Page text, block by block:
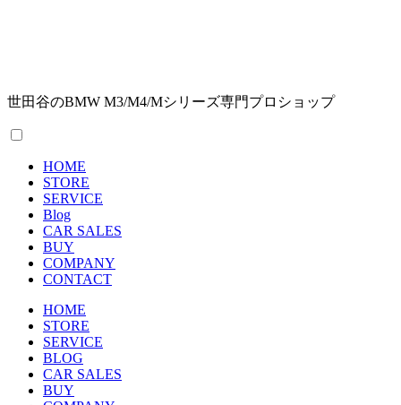
世田谷のBMW M3/M4/Mシリーズ専門プロショップ
HOME
STORE
SERVICE
Blog
CAR SALES
BUY
COMPANY
CONTACT
HOME
STORE
SERVICE
BLOG
CAR SALES
BUY